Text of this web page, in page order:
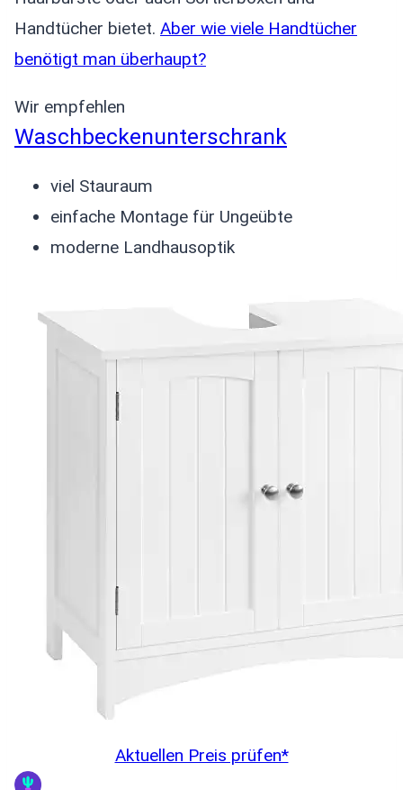
Handtücher bietet. Aber wie viele Handtücher
benötigt man überhaupt?
Wir empfehlen
Waschbeckenunterschrank
viel Stauraum
einfache Montage für Ungeübte
moderne Landhausoptik
Aktuellen Preis prüfen*